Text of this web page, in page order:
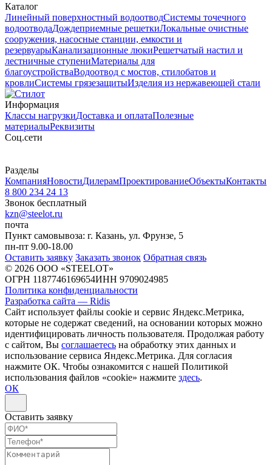
Каталог
Линейный поверхностный водоотводСистемы точечного
водоотводаДождеприемные решеткиЛокальные очистные
сооружения, насосные станции, емкости и
резервуарыКанализационные люкиРешетчатый настил и
лестничные ступениМатериалы для
благоустройстваВодоотвод с мостов, стилобатов и
кровлиСистемы грязезащитыИзделия из нержавеющей стали
Информация
Классы нагрузкиДоставка и оплатаПолезные
материалыРеквизиты
Cоц.сети
Разделы
КомпанияНовостиДилерамПроектированиеОбъектыКонтакты
8 800 234 24 13
Звонок бесплатный
kzn@steelot.ru
почта
Пункт самовывоза: г. Казань, ул. Фрунзе, 5
пн-пт 9.00-18.00
Оставить заявку Заказать звонок Обратная связь
© 2026 ООО «STEELOT»
ОГРН 1187746169654ИНН 9709024985
Политика конфиденциальности
Разработка сайта — Ridis
Сайт использует файлы cookie и сервис Яндекс.Метрика,
которые не содержат сведений, на основании которых можно
идентифицировать личность пользователя. Продолжая работу
с сайтом, Вы соглашаетесь на обработку этих данных и
использование сервиса Яндекс.Метрика. Для согласия
нажмите ОК. Чтобы ознакомится с нашей Политикой
использования файлов «cookie» нажмите здесь.
ОК
Оставить заявку